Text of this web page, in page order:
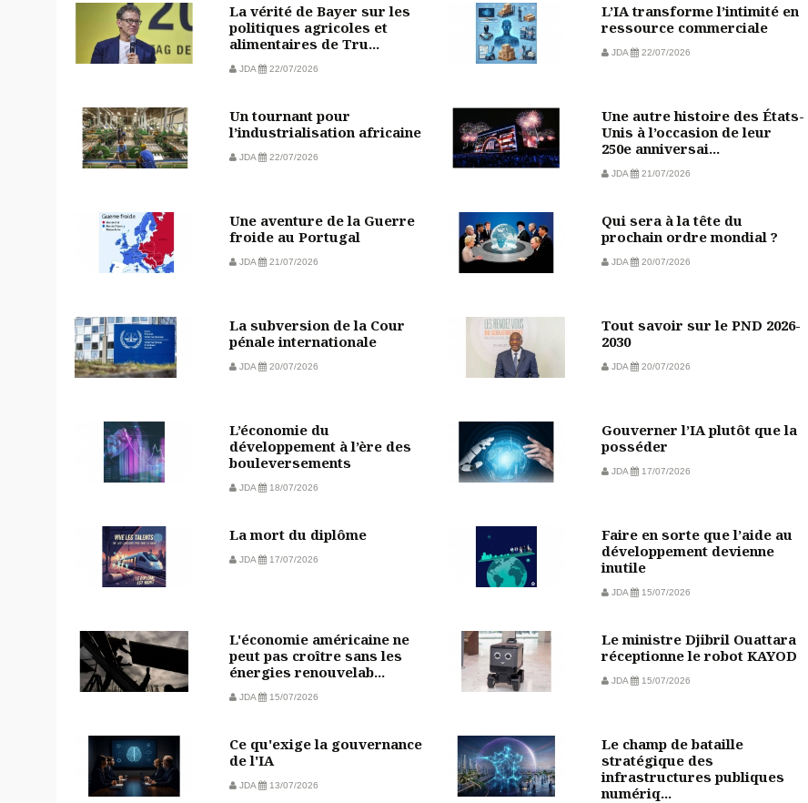
La vérité de Bayer sur les
politiques agricoles et
alimentaires de Tru...
JDA 22/07/2026
L’IA transforme l’intimité en
ressource commerciale
JDA 22/07/2026
Un tournant pour
l’industrialisation africaine
JDA 22/07/2026
Une autre histoire des États-
Unis à l’occasion de leur
250e anniversai...
JDA 21/07/2026
Une aventure de la Guerre
froide au Portugal
JDA 21/07/2026
Qui sera à la tête du
prochain ordre mondial ?
JDA 20/07/2026
La subversion de la Cour
pénale internationale
JDA 20/07/2026
Tout savoir sur le PND 2026-
2030
JDA 20/07/2026
L’économie du
développement à l’ère des
bouleversements
JDA 18/07/2026
Gouverner l’IA plutôt que la
posséder
JDA 17/07/2026
La mort du diplôme
JDA 17/07/2026
Faire en sorte que l’aide au
développement devienne
inutile
JDA 15/07/2026
L'économie américaine ne
peut pas croître sans les
énergies renouvelab...
JDA 15/07/2026
Le ministre Djibril Ouattara
réceptionne le robot KAYOD
JDA 15/07/2026
Ce qu'exige la gouvernance
de l'IA
JDA 13/07/2026
Le champ de bataille
stratégique des
infrastructures publiques
numériq...